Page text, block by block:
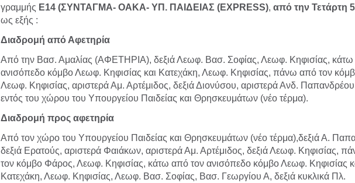
γραμμής Ε14 (ΣΥΝΤΑΓΜΑ- ΟΑΚΑ- ΥΠ. ΠΑΙΔΕΙΑΣ (EXPRESS), από την Τετάρτη
ως εξής :
Διαδρομή από Αφετηρία
Από την Βασ. Αμαλίας (ΑΦΕΤΗΡΙΑ), δεξιά Λεωφ. Βασ. Σοφίας, Λεωφ. Κηφισίας, κάτω
ανισόπεδο κόμβο Λεωφ. Κηφισίας και Κατεχάκη, Λεωφ. Κηφισίας, πάνω από τον
Λεωφ. Κηφισίας, αριστερά Αμ. Αρτέμιδος, δεξιά Διονύσου, αριστερά Ανδ.
εντός του χώρου του Υπουργείου Παιδείας και Θρησκευμάτων (νέο τέρμα).
Διαδρομή προς αφετηρία
Από τον χώρο του Υπουργείου Παιδείας και Θρησκευμάτων (νέο τέρμα),δεξιά Α.
δεξιά Ερατούς, αριστερά Φαιάκων, αριστερά Αμ. Αρτέμιδος, δεξιά Λεωφ. Κηφισίας,
τον κόμβο Φάρος, Λεωφ. Κηφισίας, κάτω από τον ανισόπεδο κόμβο Λεωφ. Κηφισίας
Κατεχάκη, Λεωφ. Κηφισίας, Λεωφ. Βασ. Σοφίας, Βασ. Γεωργίου Α, δεξιά κυκλικά Πλ.